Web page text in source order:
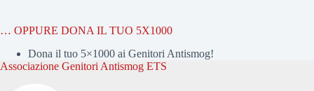
… OPPURE DONA IL TUO 5X1000
Dona il tuo 5×1000 ai Genitori Antismog!
Associazione Genitori Antismog ETS